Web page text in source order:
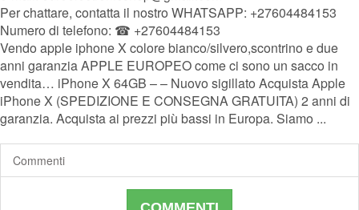
Per chattare, contatta il nostro WHATSAPP: +27604484153
Numero di telefono: ☎ +27604484153
Vendo apple iphone X colore bianco/silvero,scontrino e due
anni garanzia APPLE EUROPEO come ci sono un sacco in
vendita… iPhone X 64GB – – Nuovo sigillato Acquista Apple
iPhone X (SPEDIZIONE E CONSEGNA GRATUITA) 2 anni di
garanzia. Acquista ai prezzi più bassi in Europa. Siamo ...
Commenti